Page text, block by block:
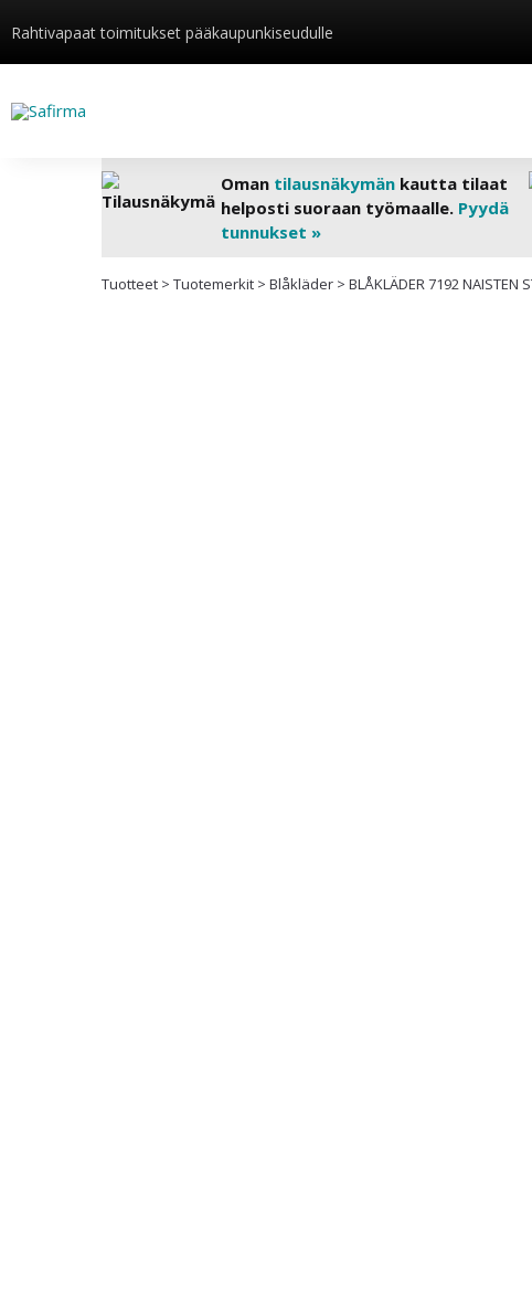
Rahtivapaat toimitukset pääkaupunkiseudulle
Oman tilausnäkymänkautta tilaat
helposti suoraan työmaalle. Pyydä
tunnukset »
Tuotteet > Tuotemerkit > Blåkläder > BLÅKLÄDER 7192 NAISTEN